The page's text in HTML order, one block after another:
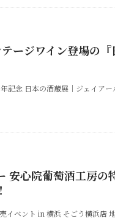
ージワイン登場の
年記念 日本の酒蔵展｜ジェイア
安心院葡萄酒工房の
イベント in 横浜 そごう横浜店